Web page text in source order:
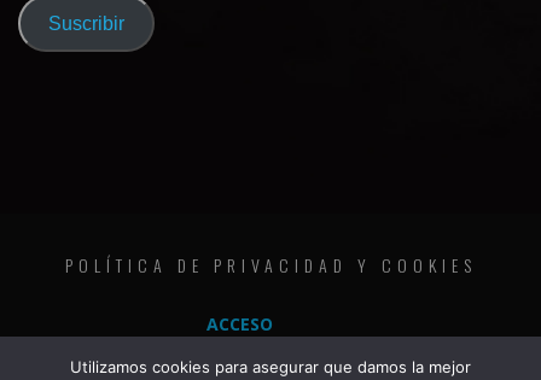
correo
electrónico
Suscribir
POLÍTICA DE PRIVACIDAD Y COOKIES
ACCESO
Utilizamos cookies para asegurar que damos la mejor